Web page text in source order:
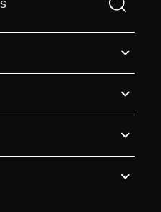
saisir un terme de